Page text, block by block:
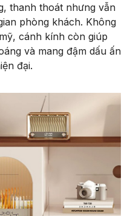
thanh thoát nhưng vẫn
phòng khách. Không
cánh kính còn giúp
và mang đậm dấu ấn
đại.